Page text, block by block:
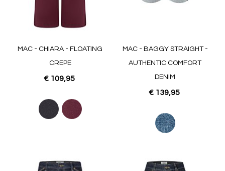
MAC - CHIARA - FLOATING
CREPE
€ 109,95
MAC - BAGGY STRAIGHT -
AUTHENTIC COMFORT
DENIM
€ 139,95